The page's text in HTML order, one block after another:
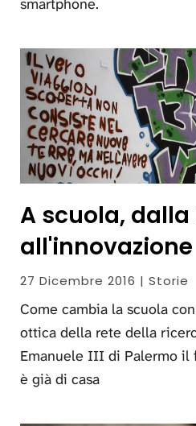
smartphone.
A scuola, dalla
all'innovazione
27 Dicembre 2016 | Storie
Come cambia la scuola
ottica della rete della
Emanuele III di Palermo
è già di casa